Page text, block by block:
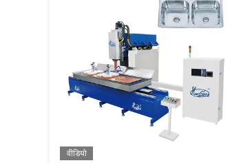
वीडियो